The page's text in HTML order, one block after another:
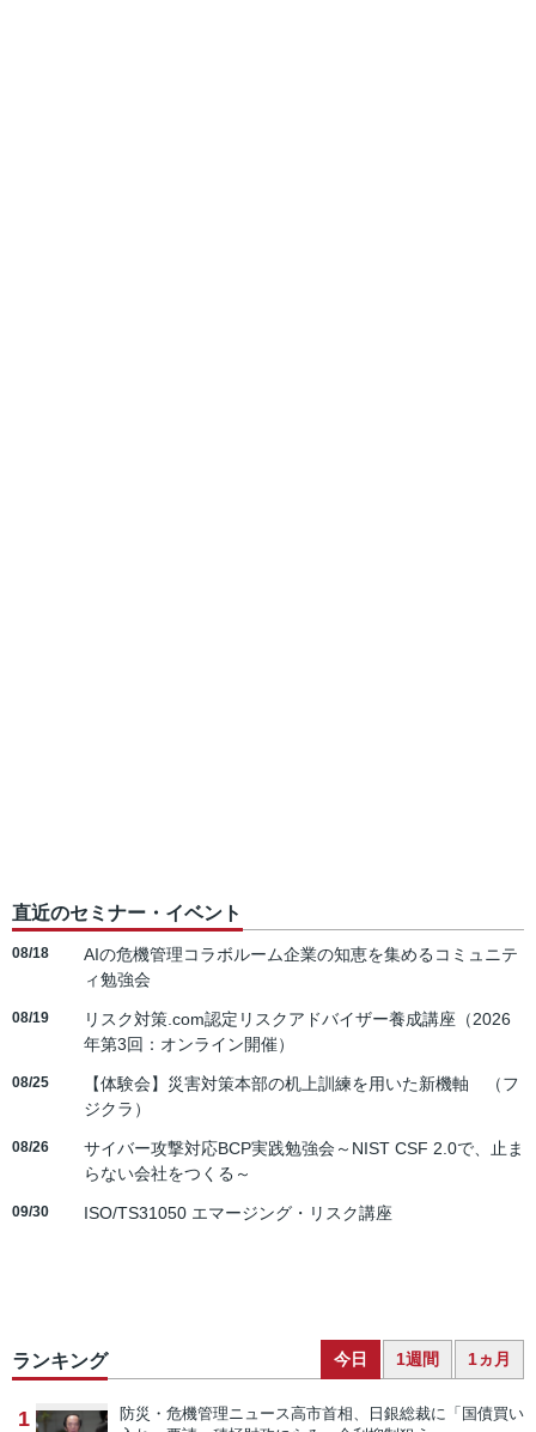
直近のセミナー・イベント
08/18
AIの危機管理コラボルーム企業の知恵を集めるコミュニテ
ィ勉強会
08/19
リスク対策.com認定リスクアドバイザー養成講座（2026
年第3回：オンライン開催）
08/25
【体験会】災害対策本部の机上訓練を用いた新機軸 （フ
ジクラ）
08/26
サイバー攻撃対応BCP実践勉強会～NIST CSF 2.0で、止ま
らない会社をつくる～
09/30 ISO/TS31050 エマージング・リスク講座
ランキング 今日 1週間 1ヵ月
1 防災・危機管理ニュース高市首相、日銀総裁に「国債買い